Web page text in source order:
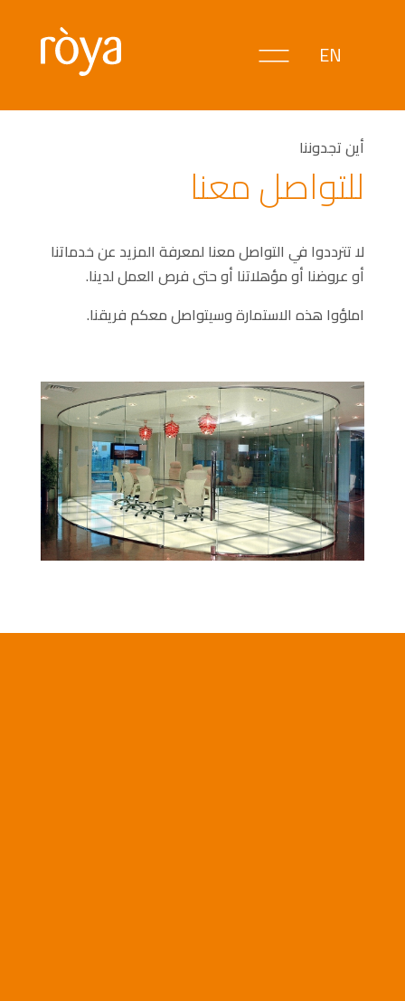
EN
أين تجدوننا
للتواصل معنا
لا تترددوا في التواصل معنا لمعرفة المزيد عن خدماتنا
أو عروضنا أو مؤهلاتنا أو حتى فرص العمل لدينا.
املؤوا هذه الاستمارة وسيتواصل معكم فريقنا.